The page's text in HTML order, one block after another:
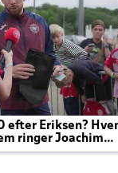
efter Eriksen?
ringer Joachim